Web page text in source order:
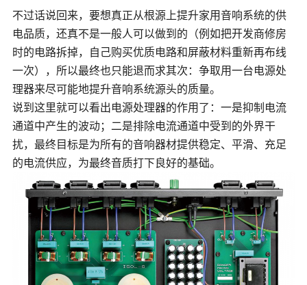
不过话说回来，要想真正从根源上提升家用音响系统的供
电品质，还真不是一般人可以做到的（例如把开发商修房
时的电路拆掉，自己购买优质电路和屏蔽材料重新再布线
一次），所以最终也只能退而求其次：争取用一台电源处
理器来尽可能地提升音响系统源头的质量。
说到这里就可以看出电源处理器的作用了：一是抑制电流
通道中产生的波动；二是排除电流通道中受到的外界干
扰，最终目标是为所有的音响器材提供稳定、平滑、充足
的电流供应，为最终音质打下良好的基础。